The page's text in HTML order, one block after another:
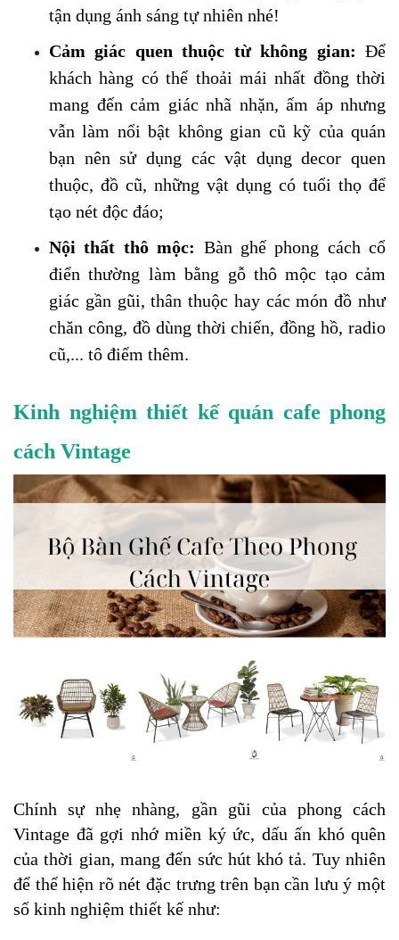
tận dụng ánh sáng tự nhiên nhé!
Cảm giác quen thuộc từ không gian: Để
khách hàng có thể thoải mái nhất đồng thời
mang đến cảm giác nhã nhặn, ấm áp nhưng
vẫn làm nổi bật không gian cũ kỹ của quán
bạn nên sử dụng các vật dụng decor quen
thuộc, đồ cũ, những vật dụng có tuổi thọ để
tạo nét độc đáo;
Nội thất thô mộc: Bàn ghế phong cách cổ
điển thường làm bằng gỗ thô mộc tạo cảm
giác gần gũi, thân thuộc hay các món đồ như
chăn công, đồ dùng thời chiến, đồng hồ, radio
cũ,... tô điểm thêm.
Kinh nghiệm thiết kế quán cafe phong
cách Vintage
Chính sự nhẹ nhàng, gần gũi của phong cách
Vintage đã gợi nhớ miền ký ức, dấu ấn khó quên
của thời gian, mang đến sức hút khó tả. Tuy nhiên
để thể hiện rõ nét đặc trưng trên bạn cần lưu ý một
số kinh nghiệm thiết kế như: